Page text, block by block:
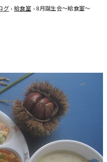
グ ›給食室 › 8月誕生会～給食室～